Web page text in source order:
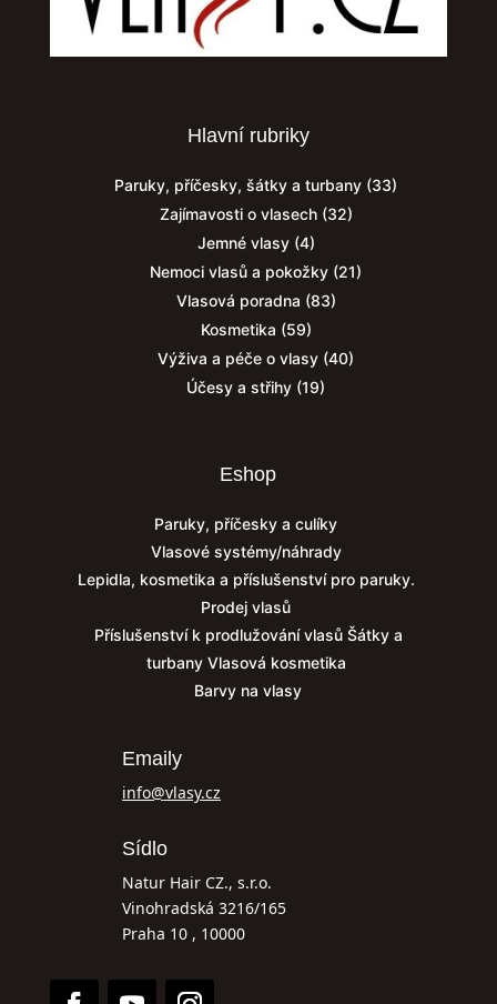
Hlavní rubriky
Paruky, příčesky, šátky a turbany (33)
Zajímavosti o vlasech(32)
Jemné vlasy(4)
Nemoci vlasů a pokožky (21)
Vlasová poradna (83)
Kosmetika (59)
Výživa a péče o vlasy (40)
Účesy a střihy (19)
Eshop
Paruky, příčesky a culíky
Vlasové systémy/náhrady
Lepidla, kosmetika a příslušenství pro paruky.
Prodej vlasů
Příslušenství k prodlužování vlasů Šátky a
turbany Vlasová kosmetika
Barvy na vlasy
Emaily
info@vlasy.cz
Sídlo
Natur Hair CZ., s.r.o.
Vinohradská 3216/165
Praha 10 , 10000